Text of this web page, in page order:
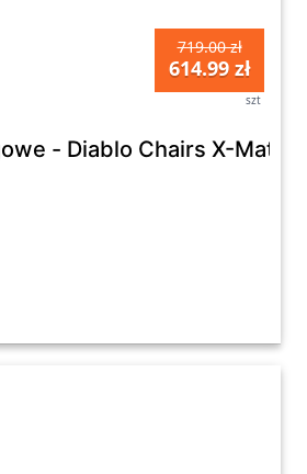
719.00 zł
614.99 zł
szt
- Diablo Chairs X-Mate